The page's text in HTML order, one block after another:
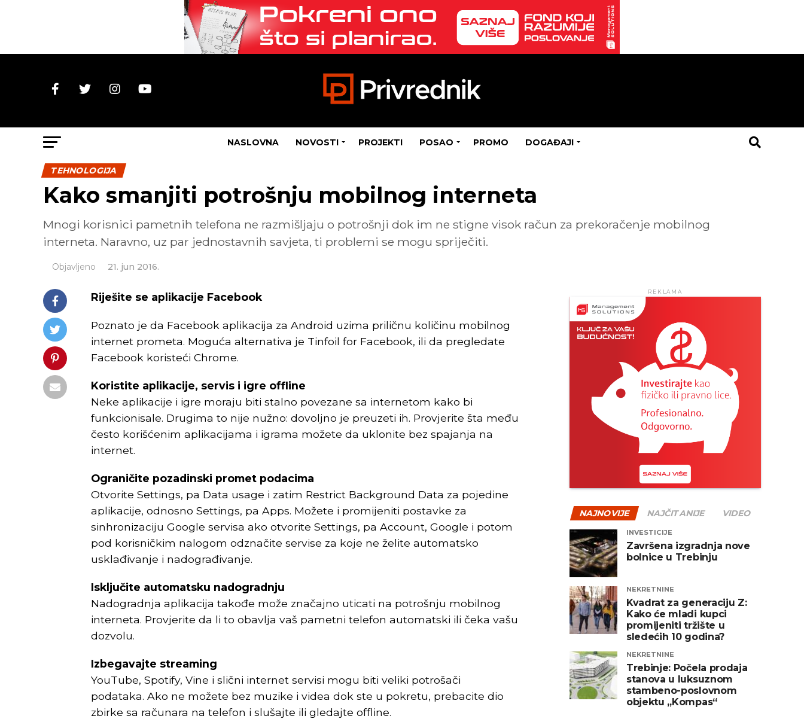
NASLOVNA NOVOSTI PROJEKTI POSAO PROMO DOGAĐAJI
TEHNOLOGIJA
Kako smanjiti potrošnju mobilnog interneta
Mnogi korisnici pametnih telefona ne razmišljaju o potrošnji dok im ne stigne visok račun za prekoračenje mobilnog
interneta. Naravno, uz par jednostavnih savjeta, ti problemi se mogu spriječiti.
Objavljeno 21. jun 2016.
Riješite se aplikacije Facebook
Poznato je da Facebook aplikacija za Android uzima priličnu količinu mobilnog
internet prometa. Moguća alternativa je Tinfoil for Facebook, ili da pregledate
Facebook koristeći Chrome.
Koristite aplikacije, servis i igre offline
Neke aplikacije i igre moraju biti stalno povezane sa internetom kako bi
funkcionisale. Drugima to nije nužno: dovoljno je preuzeti ih. Provjerite šta među
često korišćenim aplikacijama i igrama možete da uklonite bez spajanja na
internet.
Ograničite pozadinski promet podacima
Otvorite Settings, pa Data usage i zatim Restrict Background Data za pojedine
aplikacije, odnosno Settings, pa Apps. Možete i promijeniti postavke za
sinhronizaciju Google servisa ako otvorite Settings, pa Account, Google i potom
pod korisničkim nalogom odznačite servise za koje ne želite automatsko
usklađivanje i nadograđivanje.
Isključite automatsku nadogradnju
Nadogradnja aplikacija takođe može značajno uticati na potrošnju mobilnog
interneta. Provjerite da li to obavlja vaš pametni telefon automatski ili čeka vašu
dozvolu.
Izbegavajte streaming
YouTube, Spotify, Vine i slični internet servisi mogu biti veliki potrošači
podataka. Ako ne možete bez muzike i videa dok ste u pokretu, prebacite dio
zbirke sa računara na telefon i slušajte ili gledajte offline.
REKLAMA
NAJNOVIJE NAJČITANIJE VIDEO
INVESTICIJE
Završena izgradnja nove
bolnice u Trebinju
NEKRETNINE
Kvadrat za generaciju Z:
Kako će mladi kupci
promijeniti tržište u
sledećih 10 godina?
NEKRETNINE
Trebinje: Počela prodaja
stanova u luksuznom
stambeno-poslovnom
objektu „Kompas“